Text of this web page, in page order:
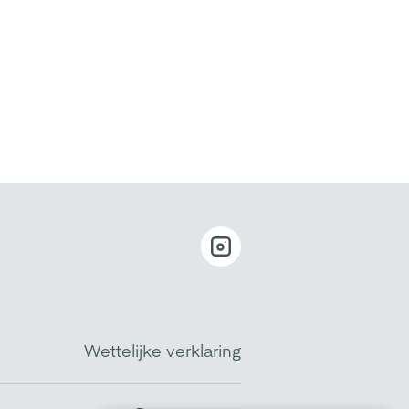
Wettelijke verklaring